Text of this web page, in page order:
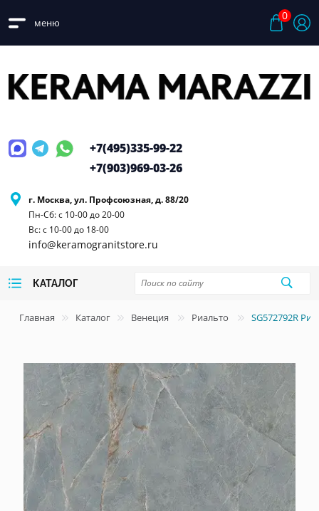
меню
0
г. Москва, ул. Профсоюзная, д. 88/20
Пн-Сб: с 10-00 до 20-00
Вс: с 10-00 до 18-00
info@keramogranitstore.ru
+7(495)335-99-22
+7(903)969-03-26
КАТАЛОГ
Главная Каталог Венеция Риальто SG572792R